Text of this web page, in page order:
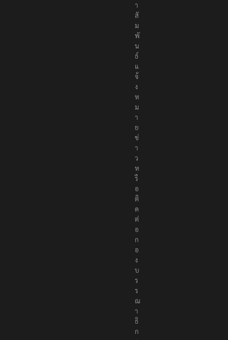
า
สั
ม
พั
น
ธ์
แ
จ้
ง
ห
ม
า
ย
ข่
า
ว
ห
รื
อ
ติ
ด
ต่
อ
ก
อ
ง
บ
ร
ร
ณ
า
ธิ
ก